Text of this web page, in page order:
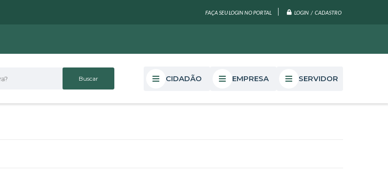
FAÇA SEU LOGIN NO PORTAL LOGIN / CADASTRO
CIDADÃO EMPRESA SERVIDOR